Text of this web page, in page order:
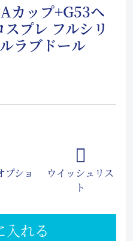
カップ+G53ヘ
プレ フルシリ
ラブドール
プショ
ウイッシュリス
ト
入れる